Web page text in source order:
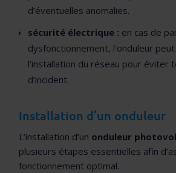
d’éventuelles anomalies.
sécurité électrique : en cas de
dysfonctionnement, l’onduleur
l’installation du réseau pour éviter
d’incident.
Installation d’un onduleur
L’installation d’un onduleur
plusieurs étapes essentielles afin
fonctionnement optimal.